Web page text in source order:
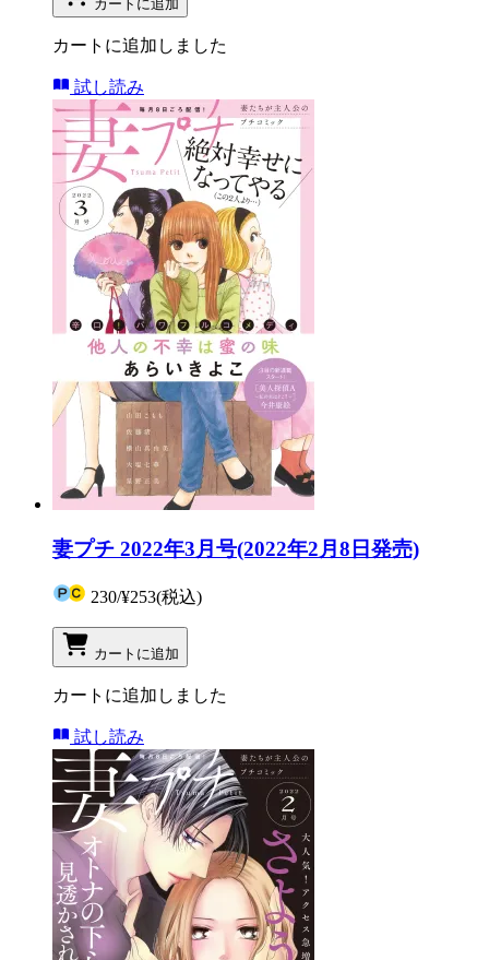
カートに追加
カートに追加しました
試し読み
妻プチ 2022年3月号(2022年2月8日発売)
230/¥253(税込)
カートに追加
カートに追加しました
試し読み